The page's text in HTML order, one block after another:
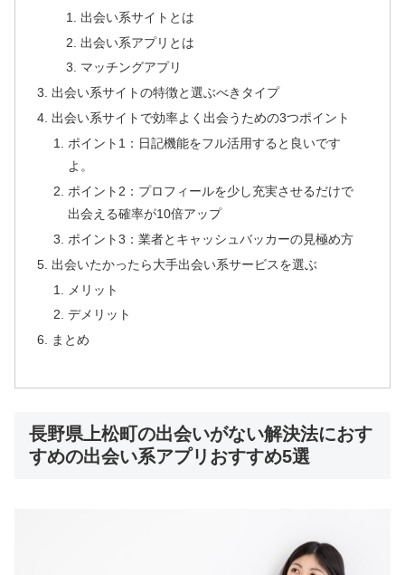
出会い系サイトとは
出会い系アプリとは
マッチングアプリ
出会い系サイトの特徴と選ぶべきタイプ
出会い系サイトで効率よく出会うための3つポイント
ポイント1：日記機能をフル活用すると良いです
よ。
ポイント2：プロフィールを少し充実させるだけで
出会える確率が10倍アップ
ポイント3：業者とキャッシュバッカーの見極め方
出会いたかったら大手出会い系サービスを選ぶ
メリット
デメリット
まとめ
長野県上松町の出会いがない解決法におす
すめの出会い系アプリおすすめ5選